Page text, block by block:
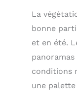
La
bonne
et en été.
conditions
une